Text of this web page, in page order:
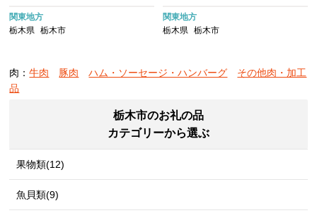
関東地方
栃木県
栃木市
関東地方
栃木県 栃木市
肉：牛肉 豚肉 ハム・ソーセージ・ハンバーグ
その他肉・加工
品
栃木市のお礼の品
カテゴリーから選ぶ
果物類(12)
魚貝類(9)